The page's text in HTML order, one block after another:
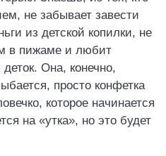
не забывает завести
из детской копилки, не
в пижаме и любит
Она, конечно,
просто конфетка
которое начинается
на «утка», но это будет